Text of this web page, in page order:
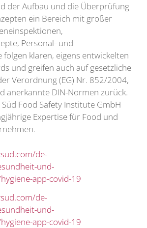
der Aufbau und die Überprüfung
ein Bereich mit großer
Personal- und
folgen klaren, eigens entwickelten
und greifen auch auf gesetzliche
Verordnung (EG) Nr. 852/2004,
anerkannte DIN-Normen zurück.
Süd Food Safety Institute GmbH
Expertise für Food und
de-
und-
app-covid-19
de-
und-
app-covid-19